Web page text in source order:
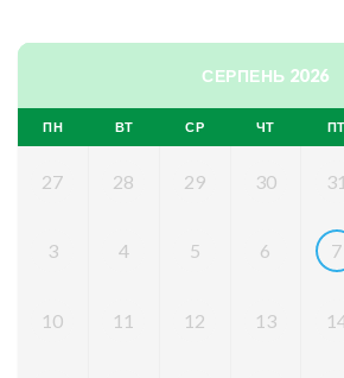
СЕРПЕНЬ 2026
ПН ВТ СР ЧТ ПТ
27 28 29 30 31
3 4 5 6 7
10 11 12 13